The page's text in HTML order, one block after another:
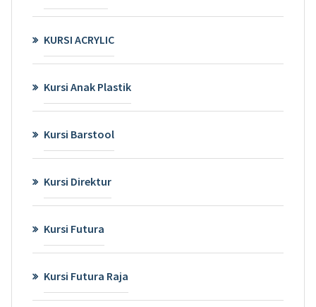
KURSI ACRYLIC
Kursi Anak Plastik
Kursi Barstool
Kursi Direktur
Kursi Futura
Kursi Futura Raja